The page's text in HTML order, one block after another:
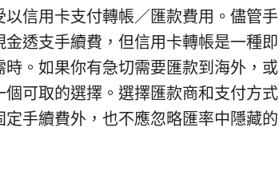
信用卡支付轉帳／匯款費用。儘管手
透支手續費，但信用卡轉帳是一種即
。如果你有急切需要匯款到海外，或
可取的選擇。選擇匯款商和支付方式
手續費外，也不應忽略匯率中隱藏的